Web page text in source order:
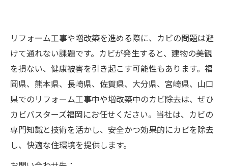
リフォーム工事や増改築を進める際に、カビの問題は避
けて通れない課題です。カビが発生すると、建物の美観
を損ない、健康被害を引き起こす可能性もあります。福
岡県、熊本県、長崎県、佐賀県、大分県、宮崎県、山口
県でのリフォーム工事中や増改築中のカビ除去は、ぜひ
カビバスターズ福岡にお任せください。当社は、カビの
専門知識と技術を活かし、安全かつ効果的にカビを除去
し、快適な住環境を提供します。